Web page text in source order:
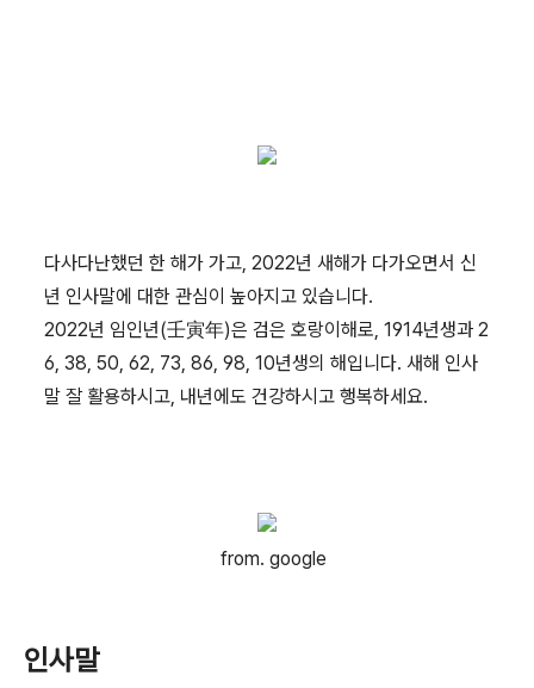
다사다난했던 한 해가 가고, 2022년 새해가 다가오면서 신
년 인사말에 대한 관심이 높아지고 있습니다.
2022년 임인년(壬寅年)은 검은 호랑이해로, 1914년생과 2
6, 38, 50, 62, 73, 86, 98, 10년생의 해입니다. 새해 인사
말 잘 활용하시고, 내년에도 건강하시고 행복하세요.
from. google
인사말